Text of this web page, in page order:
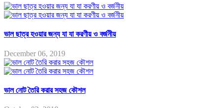
ভাল ছাত্র হওয়ার জন্য যা যা করণীয় ও বর্জনীয়
December 06, 2019
ভাল নোট তৈরি করার সহজ কৌশল